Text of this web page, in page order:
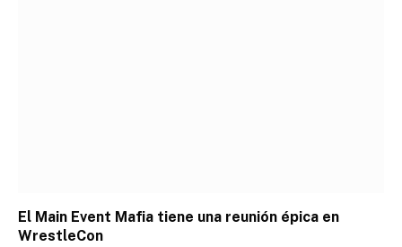
El Main Event Mafia tiene una reunión épica en
WrestleCon